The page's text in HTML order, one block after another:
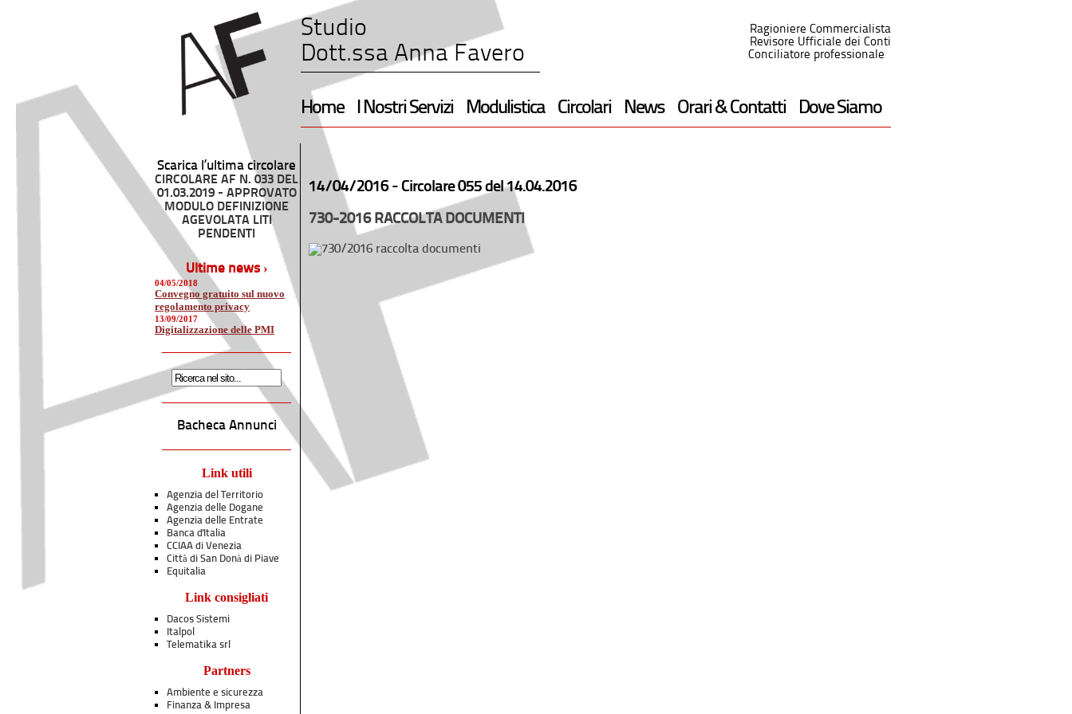
Studio
Dott.ssa Anna Favero
Ragioniere Commercialista
Revisore Ufficiale dei Conti
Conciliatore professionale
Home I Nostri Servizi Modulistica Circolari News Orari & Contatti Dove Siamo
Scarica l’ultima circolare
CIRCOLARE AF N. 033 DEL
01.03.2019 - APPROVATO
MODULO DEFINIZIONE
AGEVOLATA LITI
PENDENTI
Ultime news ›
04/05/2018
Convegno gratuito sul nuovo
regolamento privacy
13/09/2017
Digitalizzazione delle PMI
Bacheca Annunci
Link utili
Agenzia del Territorio
Agenzia delle Dogane
Agenzia delle Entrate
Banca d'Italia
CCIAA di Venezia
Città di San Donà di Piave
Equitalia
Link consigliati
Dacos Sistemi
Italpol
Telematika srl
Partners
Ambiente e sicurezza
Finanza & Impresa
14/04/2016 - Circolare 055 del 14.04.2016
730-2016 RACCOLTA DOCUMENTI